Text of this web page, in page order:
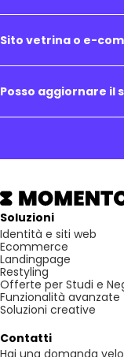
Sito vetrina o e-
Posso aggiornare il
Soluzioni
Identità e siti web
Ecommerce
Landingpage
Restyling
Offerte per Studi e
Funzionalità avanzate
Soluzioni creative
Contatti